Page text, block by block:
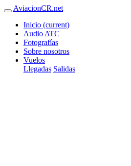
AviacionCR.net
Inicio (current)
Audio ATC
Fotografías
Sobre nosotros
Vuelos
Llegadas Salidas